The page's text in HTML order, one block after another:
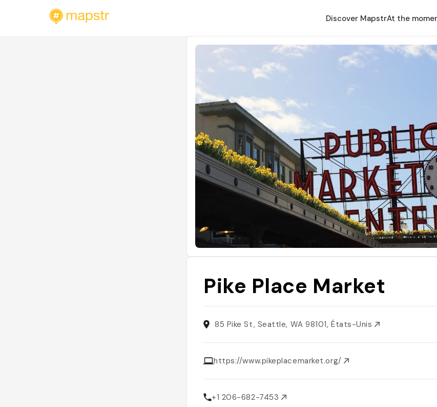
Discover MapstrAt the
Pike Place Market
85 Pike St, Seattle, WA 98101, États-Unis
https://www.pikeplacemarket.org/
+1 206-682-7453